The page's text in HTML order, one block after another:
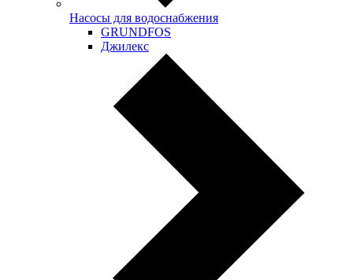
Насосы для водоснабжения
GRUNDFOS
Джилекс